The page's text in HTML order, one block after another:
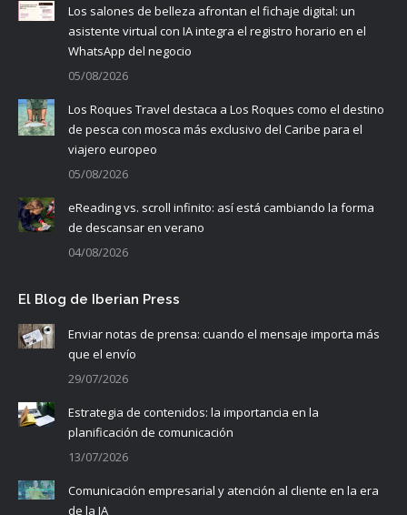
Los salones de belleza afrontan el fichaje digital: un
asistente virtual con IA integra el registro horario en el
WhatsApp del negocio
05/08/2026
Los Roques Travel destaca a Los Roques como el destino
de pesca con mosca más exclusivo del Caribe para el
viajero europeo
05/08/2026
eReading vs. scroll infinito: así está cambiando la forma
de descansar en verano
04/08/2026
El Blog de Iberian Press
Enviar notas de prensa: cuando el mensaje importa más
que el envío
29/07/2026
Estrategia de contenidos: la importancia en la
planificación de comunicación
13/07/2026
Comunicación empresarial y atención al cliente en la era
de la IA